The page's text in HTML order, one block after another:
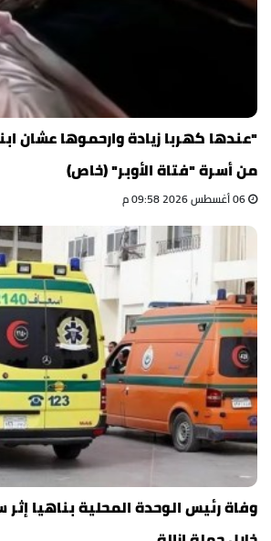
"عندها كهربا زيادة وارحموها عشان
من أسرة "فتاة الأوبر" (خاص)
وفاة رئيس الوحدة المحلية بناهيا